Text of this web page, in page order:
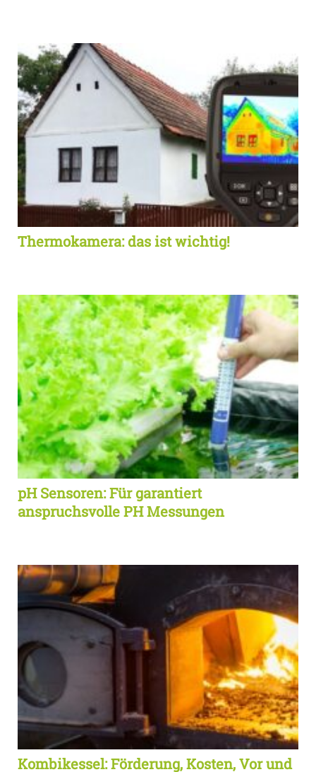
Thermokamera: das ist wichtig!
pH Sensoren: Für garantiert
anspruchsvolle PH Messungen
Kombikessel: Förderung, Kosten, Vor und